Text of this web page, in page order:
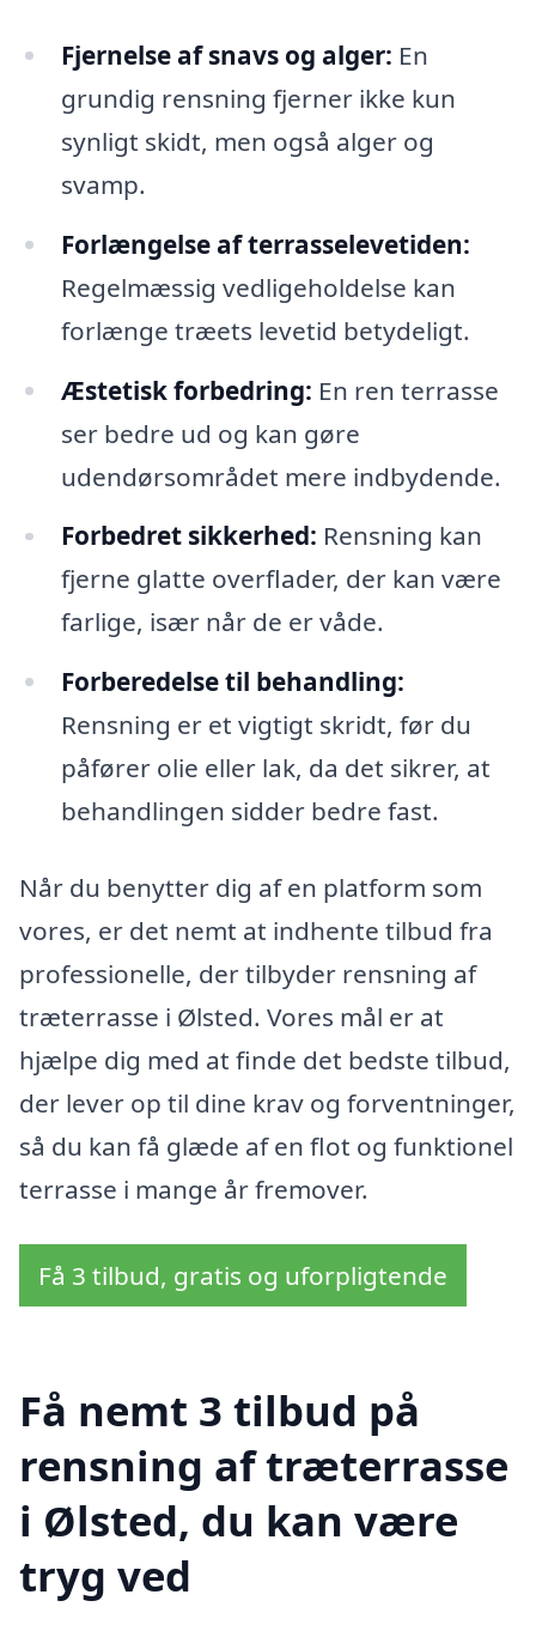
Fjernelse af snavs og alger: En
grundig rensning fjerner ikke kun
synligt skidt, men også alger og
svamp.
Forlængelse af terrasselevetiden:
Regelmæssig vedligeholdelse kan
forlænge træets levetid betydeligt.
Æstetisk forbedring: En ren terrasse
ser bedre ud og kan gøre
udendørsområdet mere indbydende.
Forbedret sikkerhed: Rensning kan
fjerne glatte overflader, der kan være
farlige, især når de er våde.
Forberedelse til behandling:
Rensning er et vigtigt skridt, før du
påfører olie eller lak, da det sikrer, at
behandlingen sidder bedre fast.
Når du benytter dig af en platform som
vores, er det nemt at indhente tilbud fra
professionelle, der tilbyder rensning af
træterrasse i Ølsted. Vores mål er at
hjælpe dig med at finde det bedste tilbud,
der lever op til dine krav og forventninger,
så du kan få glæde af en flot og funktionel
terrasse i mange år fremover.
Få 3 tilbud, gratis og uforpligtende
Få nemt 3 tilbud på
rensning af træterrasse
i Ølsted, du kan være
tryg ved